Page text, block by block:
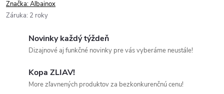
Značka:Albainox
Záruka: 2 roky
Novinky každý týždeň
Dizajnové aj funkčné novinky pre vás vyberáme neustále!
Kopa ZLIAV!
More zľavnených produktov za bezkonkurenčnú cenu!